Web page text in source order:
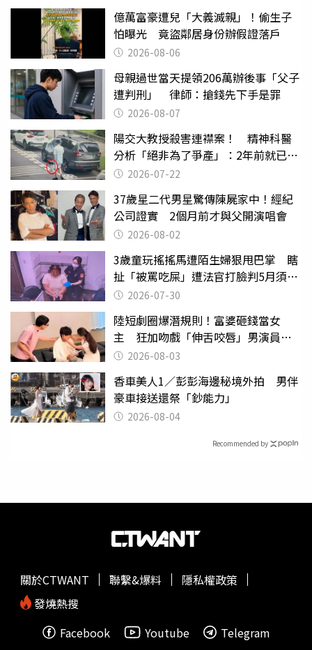
億萬富豪遭兒「大義滅親」！偷生子
怕曝光 竟盜鄰居身份辦假證落戶
2026-08-06
母親過世當天提領206萬辦後事「父子
遭判刑」 律師：搶錢先下手是罪
2026-08-07
陽交大教授殺害連襟案！ 精神科醫
分析「絕非為了爭產」：2年前就已言
行詭異
2026-07-22
37歲星二代男星驚傳陳屍家中！經紀
公司證實 2個月前才與父開演唱會
2026-08-02
3歲童玩搖搖馬遭陌生婦狠甩巴掌 瞎
扯「被罵吃屎」遭法官打臉判5月須入
監 2026-07-30
陸短劇圈爆潛規則！富婆砸錢當女
主 狂加吻戲「伸舌咬唇」男演員崩
潰 2026-08-03
香車美人1／彭彭海邊秘境外拍 男伴
豪車接送還祭「鈔能力」
2026-08-04
Recommended by
關於CTWANT 聯繫&爆料
隱私權政策
發燒熱搜
Facebook
Youtube Telegram